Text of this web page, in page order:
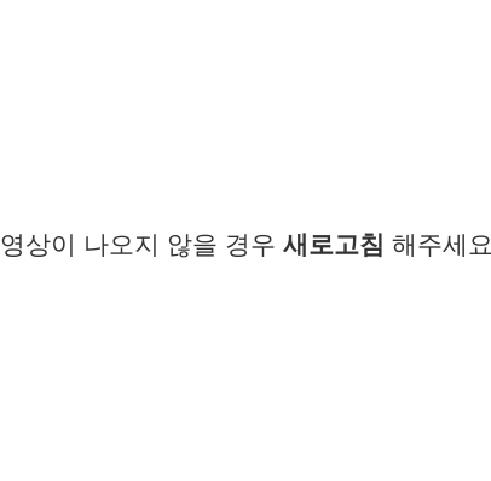
영상이 나오지 않을 경우 새로고침 해주세요